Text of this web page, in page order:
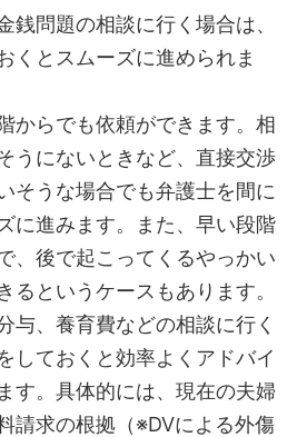
銭問題の相談に行く場合は、
くとスムーズに進められま
からでも依頼ができます。相
うにないときなど、直接交渉
そうな場合でも弁護士を間に
に進みます。また、早い段階
、後で起こってくるやっかい
るというケースもあります。
与、養育費などの相談に行く
しておくと効率よくアドバイ
す。具体的には、現在の夫婦
請求の根拠（※DVによる外傷